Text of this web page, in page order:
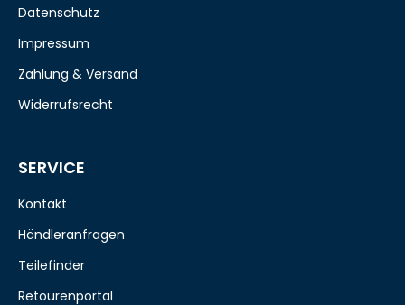
Datenschutz
Impressum
Zahlung & Versand
Widerrufsrecht
SERVICE
Kontakt
Händleranfragen
Teilefinder
Retourenportal